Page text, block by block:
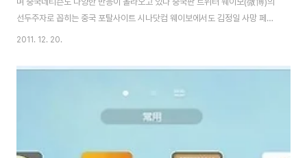
선두주자로 꼽히는 중국 포탈사이트 시나닷컴 웨이보에서도 김정일 사망 페이
지가 만들어진 후, 현재 게시글이 6,561,172여개에 달하는 등 네티즌들이 뜨
k=17846&hasori=1 그리고 중국 최대포털 검색사이트인 바이두에서도 김
를 만들어 김정일 사망 관련 소식을 실시간으로 전하고 있다. 그리고 각종 언론
2011. 12. 20.